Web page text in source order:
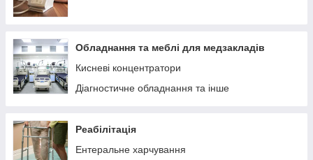
Обладнання та меблі для медзакладів
Кисневі концентратори
Діагностичне обладнання та інше
Реабілітація
Ентеральне харчування